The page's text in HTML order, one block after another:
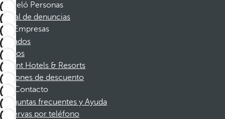
Barceló Personas
Canal de denuncias
Empresas
Afiliados
Socios
Dorint Hotels & Resorts
Cupones de descuento
Contacto
Preguntas frecuentes y Ayuda
Reservas por teléfono